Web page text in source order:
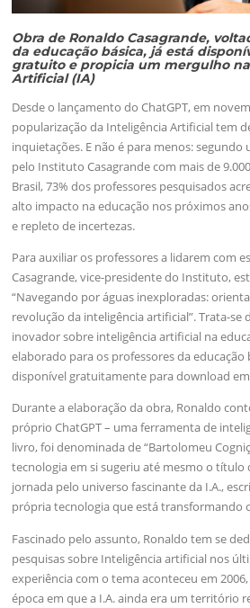
Obra de Ronaldo Casagrande,
da educação básica, já está
gratuito e propicia um mergulho
Artificial (IA)
Desde o lançamento do ChatGPT, em
popularização da Inteligência Artificial tem
inquietações. E não é para menos: segundo
pelo Instituto Casagrande com mais de
Brasil, 73% dos professores pesquisados
alto impacto na educação nos próximos
e repleto de incertezas.
Para auxiliar os professores a lidarem com
Casagrande, vice-presidente do Instituto,
“Navegando por águas inexploradas:
revolução da inteligência artificial”. Trata-se
inovador sobre inteligência artificial na
elaborado para os professores da educação
disponível gratuitamente para download
Durante a elaboração da obra, Ronaldo
próprio ChatGPT – uma ferramenta de
livro, foi denominada de “Bartolomeu
tecnologia em si sugeriu até mesmo o título
jornada pelo universo fascinante da I.A.,
própria tecnologia que está transformando
Fascinado pelo assunto, Ronaldo tem se
pesquisas sobre Inteligência artificial nos
experiência com o tema aconteceu em
época em que a I.A. ainda era um território